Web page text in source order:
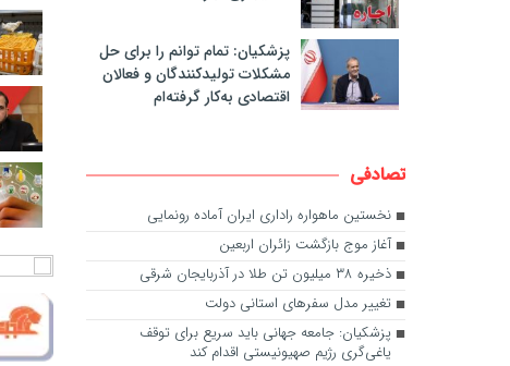
پزشکیان: تمام توانم را برای حل
مشکلات تولیدکنندگان و فعالان
اقتصادی به‌کار گرفته‌ام
تصادفی
نخستین ماهواره راداری ایران آماده رونمایی
آغاز موج بازگشت زائران اربعین
ذخیره ۳۸ میلیون تن طلا در آذربایجان شرقی
تغییر مدل سفرهای استانی دولت
پزشکیان: جامعه جهانی باید سریع برای توقف
یاغی‌گری رژیم صهیونیستی اقدام کند